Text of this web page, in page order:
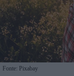
Fonte: Pixabay